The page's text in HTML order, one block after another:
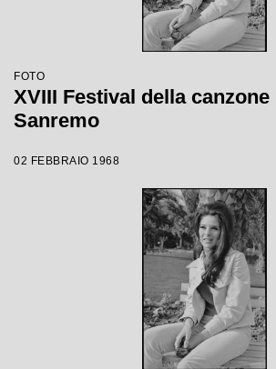
FOTO
XVIII Festival della
Sanremo
02 FEBBRAIO 1968